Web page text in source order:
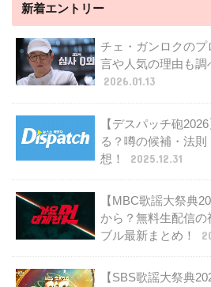
新着エントリー
チェ・ガンロクのプ
言や人気の理由も調
2026.01.13
【デスパッチ砲
る？噂の候補・法
想！
2025.12.31
【MBC歌謡大祭典
から？無料生配信
ブル最新まとめ！
【SBS歌謡大祭典